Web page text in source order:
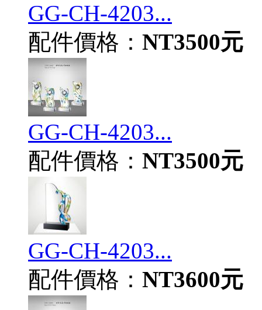
GG-CH-4203...
配件價格： NT3500元
GG-CH-4203...
配件價格： NT3500元
GG-CH-4203...
配件價格： NT3600元